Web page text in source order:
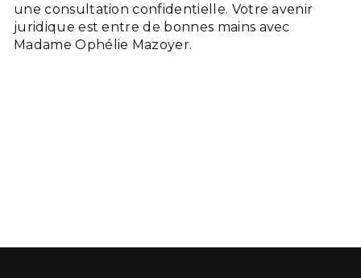
une consultation confidentielle. Votre avenir
juridique est entre de bonnes mains avec
Madame Ophélie Mazoyer.